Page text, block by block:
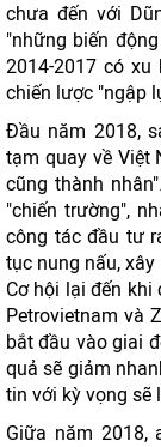
chưa đến với
"những biến
2014-2017 có xu
chiến lược "ngập
Đầu năm 2018,
tạm quay về Việt
cũng thành
"chiến trường",
công tác đầu tư
tục nung nấu,
Cơ hội lại đến khi
Petrovietnam và
bắt đầu vào giai
quả sẽ giảm
tin với kỳ vọng sẽ
Giữa năm 2018,